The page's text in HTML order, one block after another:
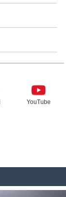
YouTube